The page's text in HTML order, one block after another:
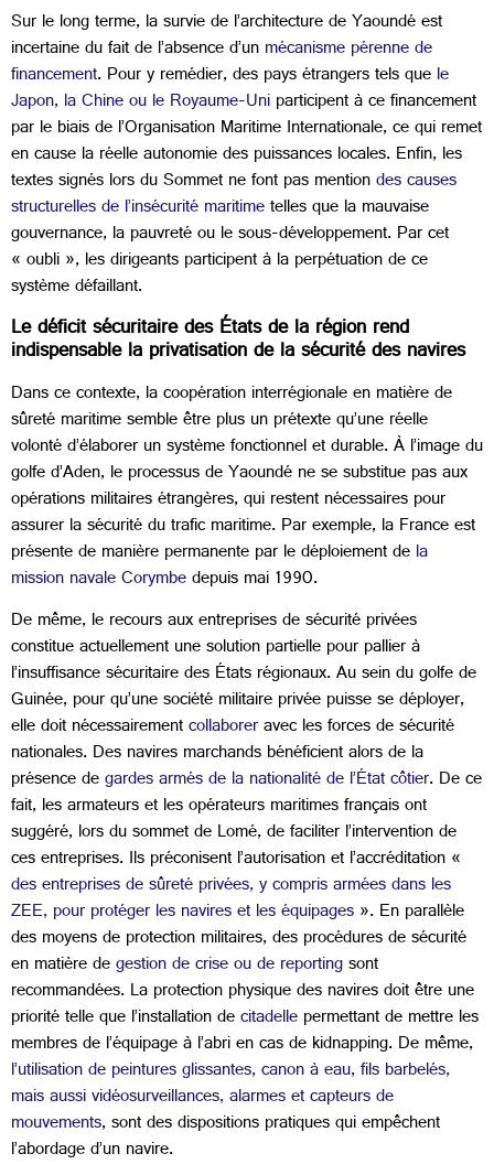
Sur le long terme, la survie de l’architecture de Yaoundé est
incertaine du fait de l’absence d’unmécanisme pérenne de
financement. Pour y remédier, des pays étrangers tels quele
Japon, la Chine ou le Royaume-Uniparticipent à ce financement
par le biais de l’Organisation Maritime Internationale, ce qui remet
en cause la réelle autonomie des puissances locales. Enfin, les
textes signés lors du Sommet ne font pas mentiondes causes
structurelles de l’insécurité maritimetelles que la mauvaise
gouvernance, la pauvreté ou le sous-développement. Par cet
« oubli », les dirigeants participent à la perpétuation de ce
système défaillant.
Le déficit sécuritaire des États de la région rend
indispensable la privatisation de la sécurité des navires
Dans ce contexte, la coopération interrégionale en matière de
sûreté maritime semble être plus un prétexte qu’une réelle
volonté d’élaborer un système fonctionnel et durable. À l’image du
golfe d’Aden, le processus de Yaoundé ne se substitue pas aux
opérations militaires étrangères, qui restent nécessaires pour
assurer la sécurité du trafic maritime. Par exemple, la France est
présente de manière permanente par le déploiement dela
mission navale Corymbedepuis mai 1990.
De même, le recours aux entreprises de sécurité privées
constitue actuellement une solution partielle pour pallier à
l’insuffisance sécuritaire des États régionaux. Au sein du golfe de
Guinée, pour qu’une société militaire privée puisse se déployer,
elle doit nécessairementcollaboreravec les forces de sécurité
nationales. Des navires marchands bénéficient alors de la
présence degardes armés de la nationalité de l’État côtier. De ce
fait, les armateurs et les opérateurs maritimes français ont
suggéré, lors du sommet de Lomé, de faciliter l’intervention de
ces entreprises. Ils préconisent l’autorisation et l’accréditation «
des entreprises de sûreté privées, y compris armées dans les
ZEE, pour protéger les navires et les équipages». En parallèle
des moyens de protection militaires, des procédures de sécurité
en matière degestion de crise ou de reportingsont
recommandées. La protection physique des navires doit être une
priorité telle que l’installation decitadellepermettant de mettre les
membres de l’équipage à l’abri en cas de kidnapping. De même,
l’utilisation de peintures glissantes, canon à eau, fils barbelés,
mais aussi vidéosurveillances, alarmes et capteurs de
mouvements, sont des dispositions pratiques qui empêchent
l’abordage d’un navire.